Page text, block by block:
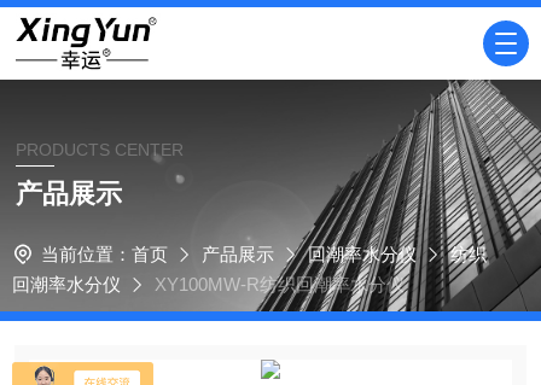
PRODUCTS CENTER
产品展示
当前位置： 首页 产品展示 回潮率水分仪
纺织
回潮率水分仪
XY100MW-R纺织回潮率水分仪